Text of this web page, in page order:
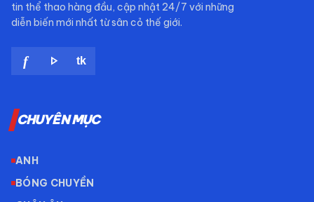
tin thể thao hàng đầu, cập nhật 24/7 với những
diễn biến mới nhất từ sân cỏ thế giới.
f play_arrow tk
CHUYÊN MỤC
ANH
BÓNG CHUYỀN